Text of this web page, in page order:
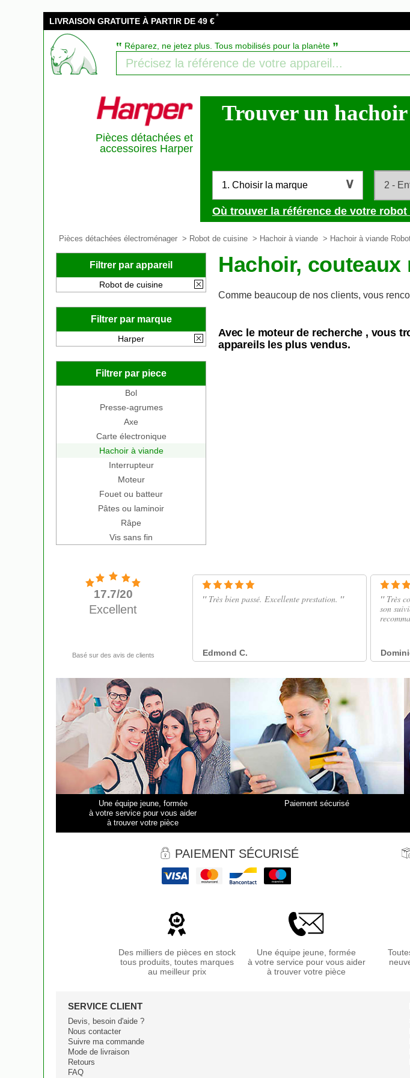
LIVRAISON GRATUITE À PARTIR DE 49 €*
‟ Réparez, ne jetez plus. Tous mobilisés pour la planète ”
Pièces détachées et
accessoires Harper
Trouver un
1. Choisir la marque
Où trouver la référence de votre
Pièces détachées électroménager > Robot de cuisine > Hachoir à viande > Hachoir à viande
Filtrer par appareil
Robot de cuisine
Filtrer par marque
Harper
Filtrer par piece
Bol
Presse-agrumes
Axe
Carte électronique
Hachoir à viande
Interrupteur
Moteur
Fouet ou batteur
Pâtes ou laminoir
Râpe
Vis sans fin
Hachoir,
Comme beaucoup de nos clients, vous
Avec le moteur de recherche , vous
appareils les plus vendus.
Une équipe jeune, formée
à votre service pour vous aider
à trouver votre pièce
Paiement sécurisé
PAIEMENT SÉCURISÉ
Des milliers de pièces en stock
tous produits, toutes marques
au meilleur prix
Une équipe jeune, formée
à votre service pour vous aider
à trouver votre pièce
SERVICE CLIENT
Devis, besoin d'aide ?
Nous contacter
Suivre ma commande
Mode de livraison
Retours
FAQ